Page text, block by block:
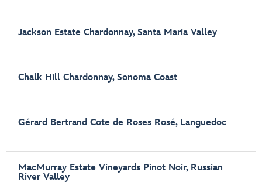
Jackson Estate Chardonnay, Santa Maria Valley
Chalk Hill Chardonnay, Sonoma Coast
Gérard Bertrand Cote de Roses Rosé, Languedoc
MacMurray Estate Vineyards Pinot Noir, Russian
River Valley